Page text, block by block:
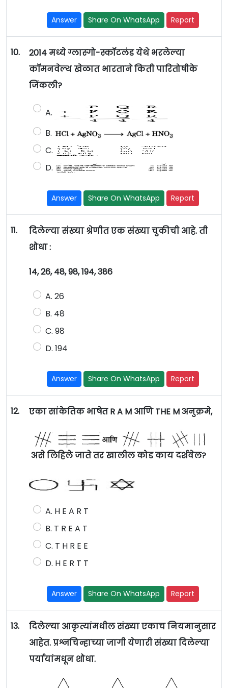
Answer Share On WhatsApp Report
10.
2014 मध्ये ग्लास्गो-स्कॉटलंड येथे भरलेल्या
कॉमनवेल्थ खेळात भारताने किती पारितोषीके
जिंकली?
A.
B.
C.
D.
Answer Share On WhatsApp Report
11.
दिलेल्या संख्या श्रेणीत एक संख्या चुकीची आहे. ती
शोधा :
14, 26, 48, 98, 194, 386
A. 26
B. 48
C. 98
D. 194
Answer Share On WhatsApp Report
12. एका सांकेतिक भाषेत R A M आणि THE M अनुक्रमे,
असे लिहिले जाते तर खालील कोड काय दर्शवेल?
A. H E A R T
B. T R E A T
C. T H R E E
D. H E R T T
Answer Share On WhatsApp Report
13.
दिलेल्या आकृत्यांमधील संख्या एकाच नियमानुसार
आहेत. प्रश्नचिन्हाच्या जागी येणारी संख्या दिलेल्या
पर्यायांमधून शोधा.